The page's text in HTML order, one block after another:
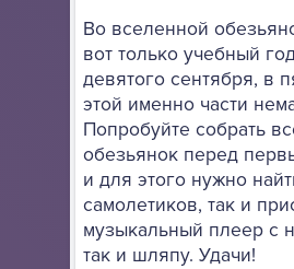
Во вселенной
вот только учебный
девятого сентября, в
этой именно части
Попробуйте собрать
обезьянок перед
и для этого нужно
самолетиков, так и
музыкальный плеер с
так и шляпу. Удачи!